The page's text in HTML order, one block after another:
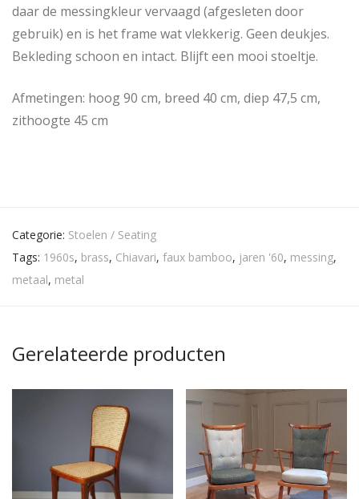
daar de messingkleur vervaagd (afgesleten door
gebruik) en is het frame wat vlekkerig. Geen deukjes.
Bekleding schoon en intact. Blijft een mooi stoeltje.
Afmetingen: hoog 90 cm, breed 40 cm, diep 47,5 cm,
zithoogte 45 cm
Categorie: Stoelen / Seating
Tags: 1960s, brass, Chiavari, faux bamboo, jaren '60, messing,
metaal, metal
Gerelateerde producten